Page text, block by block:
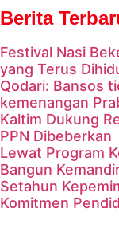
Berita
Festival Nasi
yang Terus
Qodari: Bansos
kemenangan
Kaltim Dukung
PPN Dibeberkan
Lewat Program
Bangun
Setahun
Komitmen